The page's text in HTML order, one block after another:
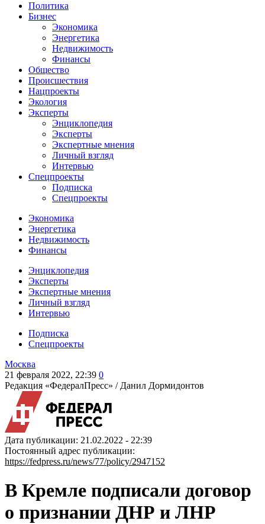
Политика
Бизнес
Экономика
Энергетика
Недвижимость
Финансы
Общество
Происшествия
Нацпроекты
Экология
Эксперты
Энциклопедия
Эксперты
Экспертные мнения
Личный взгляд
Интервью
Спецпроекты
Подписка
Спецпроекты
Экономика
Энергетика
Недвижимость
Финансы
Энциклопедия
Эксперты
Экспертные мнения
Личный взгляд
Интервью
Подписка
Спецпроекты
Москва
21 февраля 2022, 22:39 0
Редакция «ФедералПресс» / Данил Дормидонтов
Дата публикации: 21.02.2022 - 22:39
Постоянный адрес публикации:
https://fedpress.ru/news/77/policy/2947152
В Кремле подписали договор
о признании ДНР и ЛНР